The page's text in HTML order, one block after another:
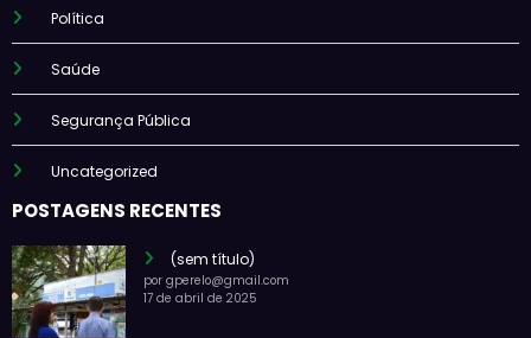
Política
Saúde
Segurança Pública
Uncategorized
POSTAGENS RECENTES
(sem título)
por gperelo@gmail.com
17 de abril de 2025